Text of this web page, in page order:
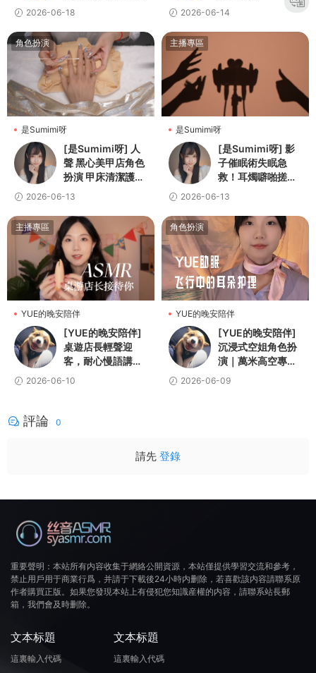
2026-06-18 2026-06-14
角色扮演
是Sumimi呀
[是Sumimi呀] 人
聲 黑心美甲店角色
扮演 甲床清潔護理
卸甲初體驗 高保真
2026-06-13
主播專區
是Sumimi呀
[是Sumimi呀] 影
子催眠術失眠急
救！耳燭噼啪搓手
馬尾絲刷麥水沙漏
2026-06-13
主播專區
YUE的晚安陪伴
[YUE的晚安陪伴]
桌遊店長輕聲迎
客，耐心慢語講解
規則，沉浸式助眠
2026-06-10
角色扮演
YUE的晚安陪伴
[YUE的晚安陪伴]
沉浸式空姐角色扮
演｜萬米高空專屬
采耳護理，溫暖輕
2026-06-09
評論 0
請先 登錄
重要聲明：本站所有内容收集于網絡公開資源，本站僅提供學習交流和參考，
禁止用戶用于商業行爲，并請于下載後24小時内删除，若喜歡該内容請聯系原
作者購買正版。如果您發現本站上有侵犯您知識産權的内容，請聯系站長郵
箱，我們會及時删除。
文本标題
這裏輸入代碼
文本标題
這裏輸入代碼